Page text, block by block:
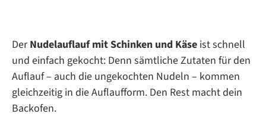
DerNudelauflauf mit Schinken und Käse ist schnell
und einfach gekocht: Denn sämtliche Zutaten für den
Auflauf – auch die ungekochten Nudeln – kommen
gleichzeitig in die Auflaufform. Den Rest macht dein
Backofen.